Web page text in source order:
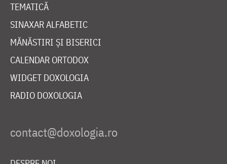
TEMATICĂ
SINAXAR ALFABETIC
MĂNĂSTIRI ȘI BISERICI
CALENDAR ORTODOX
WIDGET DOXOLOGIA
RADIO DOXOLOGIA